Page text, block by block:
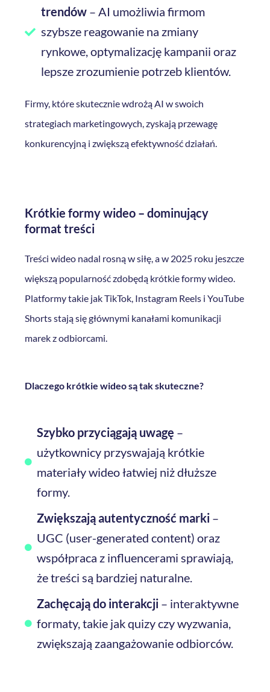
trendów – AI umożliwia firmom
szybsze reagowanie na zmiany
rynkowe, optymalizację kampanii oraz
lepsze zrozumienie potrzeb klientów.
Firmy, które skutecznie wdrożą AI w swoich
strategiach marketingowych, zyskają przewagę
konkurencyjną i zwiększą efektywność działań.
Krótkie formy wideo – dominujący
format treści
Treści wideo nadal rosną w siłę, a w 2025 roku jeszcze
większą popularność zdobędą krótkie formy wideo.
Platformy takie jak TikTok, Instagram Reels i YouTube
Shorts stają się głównymi kanałami komunikacji
marek z odbiorcami.
Dlaczego krótkie wideo są tak skuteczne?
Szybko przyciągają uwagę –
użytkownicy przyswajają krótkie
materiały wideo łatwiej niż dłuższe
formy.
Zwiększają autentyczność marki–
UGC (user-generated content) oraz
współpraca z influencerami sprawiają,
że treści są bardziej naturalne.
Zachęcają do interakcji– interaktywne
formaty, takie jak quizy czy wyzwania,
zwiększają zaangażowanie odbiorców.